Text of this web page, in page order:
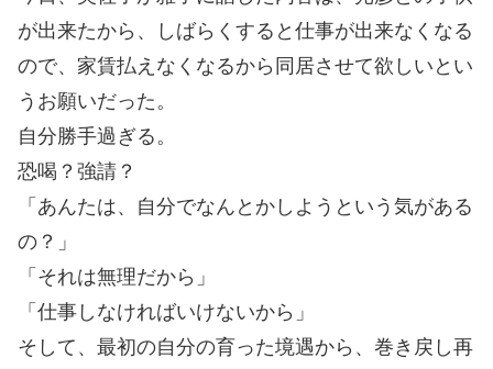
が出来たから、しばらくすると仕事が出来なくなる
ので、家賃払えなくなるから同居させて欲しいとい
うお願いだった。
自分勝手過ぎる。
恐喝？強請？
「あんたは、自分でなんとかしようという気がある
の？」
「それは無理だから」
「仕事しなければいけないから」
そして、最初の自分の育った境遇から、巻き戻し再